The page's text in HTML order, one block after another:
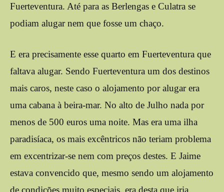
Fuerteventura. Até para as Berlengas e Culatra se
podiam alugar nem que fosse um chaço.
E era precisamente esse quarto em Fuerteventura que
faltava alugar. Sendo Fuerteventura um dos destinos
mais caros, neste caso o alojamento por alugar era
uma cabana à beira-mar. No alto de Julho nada por
menos de 500 euros uma noite. Mas era uma ilha
paradisíaca, os mais excêntricos não teriam problema
em excentrizar-se nem com preços destes. E Jaime
estava convencido que, mesmo sendo um alojamento
de condições muito especiais, era desta que iria